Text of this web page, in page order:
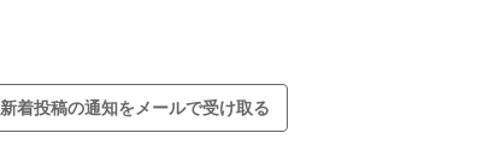
新着投稿の通知をメールで受け取る